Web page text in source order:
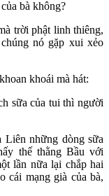
bà không?
trời phật linh thiêng,
nó gặp xui xẻo
khoái mà hát:
sữa của tui thì người
những dòng sữa
thế thằng Bầu với
lần nữa lại chắp hai
cái mạng già của bà,